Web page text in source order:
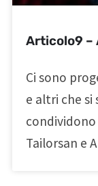
Articolo9 –
Ci sono
e altri che si
Tailorsan e